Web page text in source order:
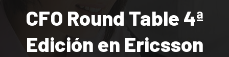
CFO Round Table 4ª
Edición en Ericsson